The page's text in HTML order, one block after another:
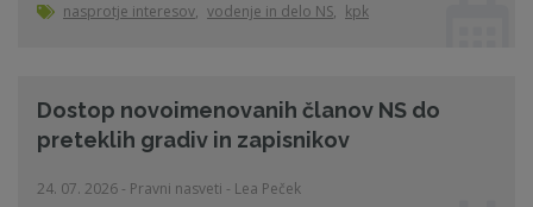
nasprotje interesov, vodenje in delo NS, kpk
Dostop novoimenovanih članov NS do
preteklih gradiv in zapisnikov
24. 07. 2026 - Pravni nasveti - Lea Peček